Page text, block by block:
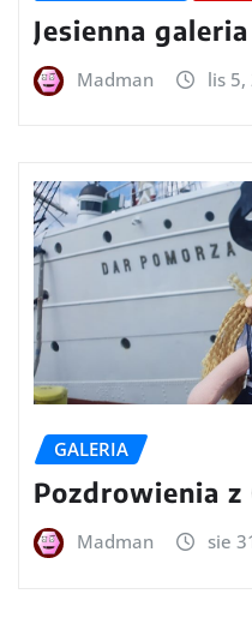
Jesienna
Madman lis 5,
GALERIA
Pozdrowienia z
Madman sie